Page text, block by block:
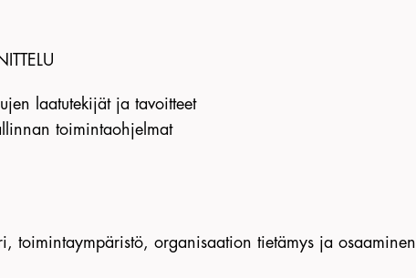
laatutekijät ja tavoitteet
toimintaohjelmat
toimintaympäristö, organisaation tietämys ja osaaminen